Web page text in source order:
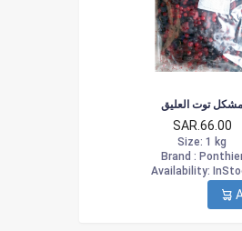
مشكل توت العليق
SAR.66.00
Size: 1 kg
Brand :
Availability: